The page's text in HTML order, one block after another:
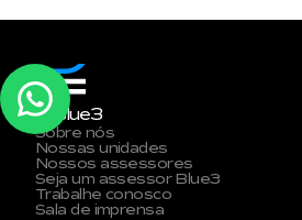
A Blue3
Sobre nós
Nossas unidades
Nossos assessores
Seja um assessor Blue3
Trabalhe conosco
Sala de imprensa